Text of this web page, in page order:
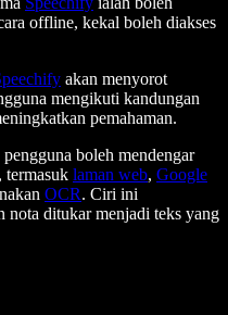
offline, kekal boleh diakses
akan menyorot
mengikuti kandungan
pemahaman.
pengguna boleh mendengar
termasuk laman web, Google
OCR. Ciri ini
nota ditukar menjadi teks yang